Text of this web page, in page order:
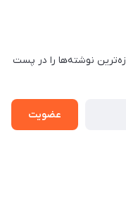
نوشته‌ها را در پست
عضویت